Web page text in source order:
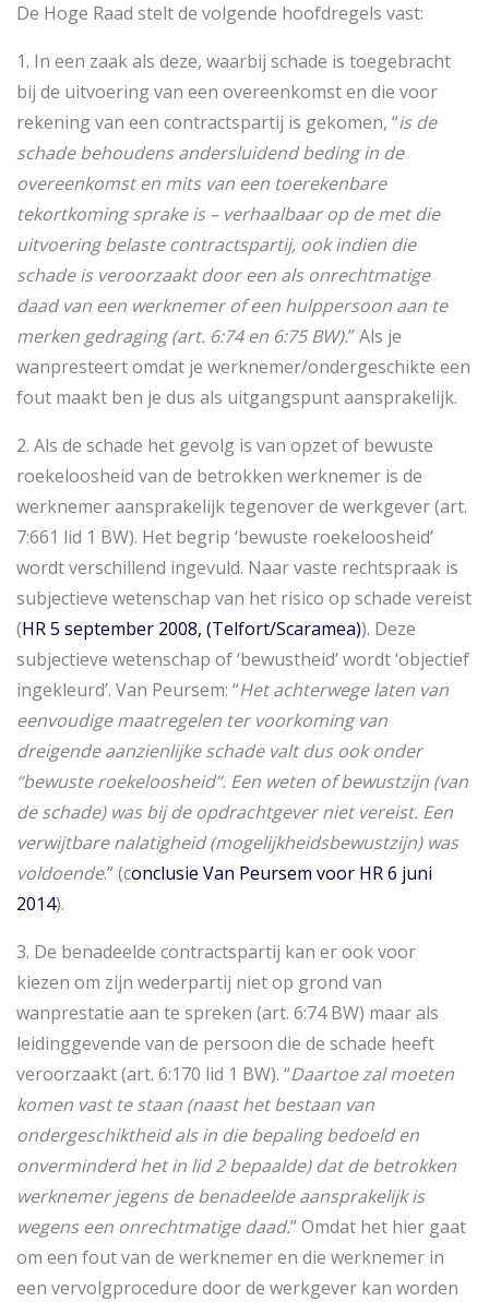
De Hoge Raad stelt de volgende hoofdregels vast:
1. In een zaak als deze, waarbij schade is toegebracht
bij de uitvoering van een overeenkomst en die voor
rekening van een contractspartij is gekomen, “is de
schade behoudens andersluidend beding in de
overeenkomst en mits van een toerekenbare
tekortkoming sprake is – verhaalbaar op de met die
uitvoering belaste contractspartij, ook indien die
schade is veroorzaakt door een als onrechtmatige
daad van een werknemer of een hulppersoon aan te
merken gedraging (art. 6:74 en 6:75 BW).” Als je
wanpresteert omdat je werknemer/ondergeschikte een
fout maakt ben je dus als uitgangspunt aansprakelijk.
2. Als de schade het gevolg is van opzet of bewuste
roekeloosheid van de betrokken werknemer is de
werknemer aansprakelijk tegenover de werkgever (art.
7:661 lid 1 BW). Het begrip ‘bewuste roekeloosheid’
wordt verschillend ingevuld. Naar vaste rechtspraak is
subjectieve wetenschap van het risico op schade vereist
(HR 5 september 2008, (Telfort/Scaramea)). Deze
subjectieve wetenschap of ‘bewustheid’ wordt ‘objectief
ingekleurd’. Van Peursem: “Het achterwege laten van
eenvoudige maatregelen ter voorkoming van
dreigende aanzienlijke schade valt dus ook onder
“bewuste roekeloosheid”. Een weten of bewustzijn (van
de schade) was bij de opdrachtgever niet vereist. Een
verwijtbare nalatigheid (mogelijkheidsbewustzijn) was
voldoende.” (conclusie Van Peursem voor HR 6 juni
2014).
3. De benadeelde contractspartij kan er ook voor
kiezen om zijn wederpartij niet op grond van
wanprestatie aan te spreken (art. 6:74 BW) maar als
leidinggevende van de persoon die de schade heeft
veroorzaakt (art. 6:170 lid 1 BW). “Daartoe zal moeten
komen vast te staan (naast het bestaan van
ondergeschiktheid als in die bepaling bedoeld en
onverminderd het in lid 2 bepaalde) dat de betrokken
werknemer jegens de benadeelde aansprakelijk is
wegens een onrechtmatige daad.” Omdat het hier gaat
om een fout van de werknemer en die werknemer in
een vervolgprocedure door de werkgever kan worden